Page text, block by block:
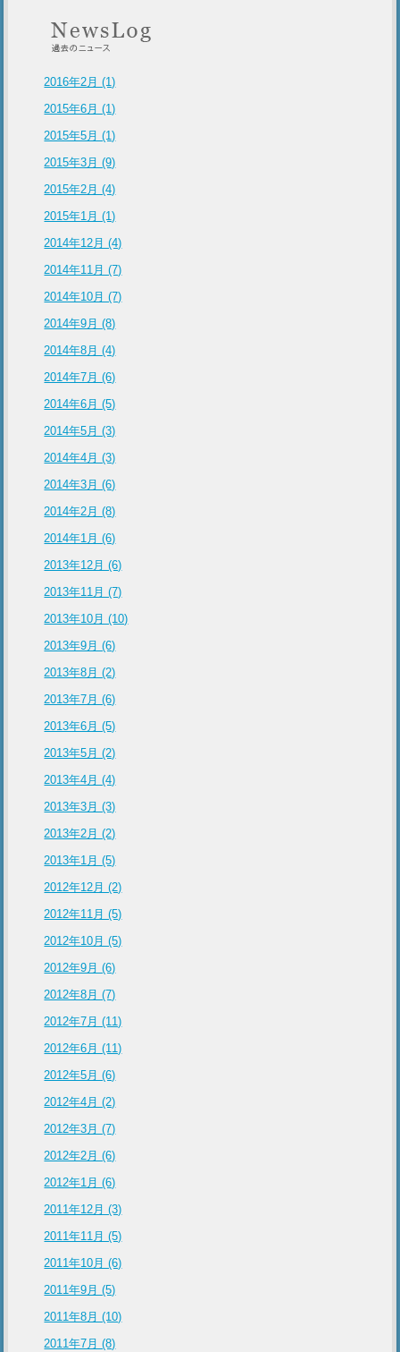
2016年2月 (1)
2015年6月 (1)
2015年5月 (1)
2015年3月 (9)
2015年2月 (4)
2015年1月 (1)
2014年12月 (4)
2014年11月 (7)
2014年10月 (7)
2014年9月 (8)
2014年8月 (4)
2014年7月 (6)
2014年6月 (5)
2014年5月 (3)
2014年4月 (3)
2014年3月 (6)
2014年2月 (8)
2014年1月 (6)
2013年12月 (6)
2013年11月 (7)
2013年10月 (10)
2013年9月 (6)
2013年8月 (2)
2013年7月 (6)
2013年6月 (5)
2013年5月 (2)
2013年4月 (4)
2013年3月 (3)
2013年2月 (2)
2013年1月 (5)
2012年12月 (2)
2012年11月 (5)
2012年10月 (5)
2012年9月 (6)
2012年8月 (7)
2012年7月 (11)
2012年6月 (11)
2012年5月 (6)
2012年4月 (2)
2012年3月 (7)
2012年2月 (6)
2012年1月 (6)
2011年12月 (3)
2011年11月 (5)
2011年10月 (6)
2011年9月 (5)
2011年8月 (10)
2011年7月 (8)